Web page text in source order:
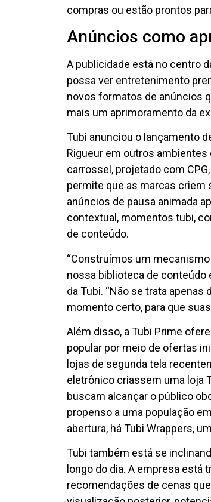
compras ou estão prontos
Anúncios como
A publicidade está no centro
possa ver entretenimento
novos formatos de anúncios
mais um aprimoramento da
Tubi anunciou o lançamento
Rigueur em outros
carrossel, projetado com
permite que as marcas criem
anúncios de pausa animada
contextual, momentos tubi,
de conteúdo.
“Construímos um
nossa biblioteca de conteúdo
da Tubi. “Não se trata
momento certo, para que
Além disso, a Tubi Prime
popular por meio de ofertas
lojas de segunda tela
eletrônico criassem uma loja
buscam alcançar o público
propenso a uma população
abertura, há Tubi Wrappers,
Tubi também está se
longo do dia. A empresa está
recomendações de cenas